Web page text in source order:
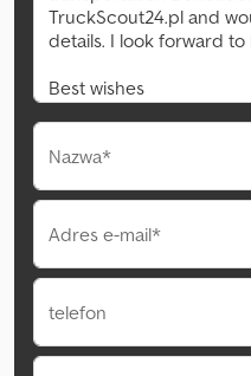
Nazwa*
Adres e-mail*
telefon